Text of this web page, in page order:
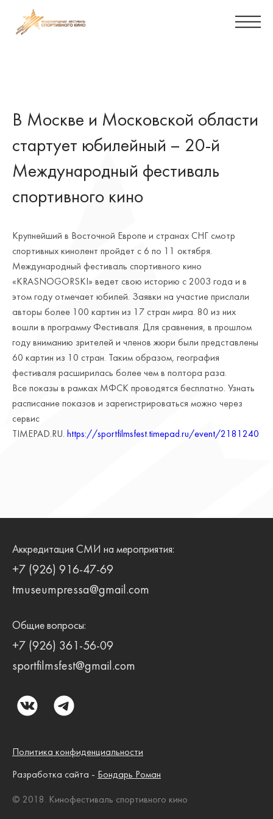
В Москве и Московской области
стартует юбилейный – 20-й
Международный фестиваль
спортивного кино
Крупнейший в Восточной Европе и странах СНГ смотр
спортивных кинолент пройдет с 6 по 11 октября.
Международный фестиваль спортивного кино
«KRASNOGORSKI» ведет свою историю с 2003 года и в
этом году отмечает юбилей. Заявки на участие прислали
авторы более 100 картин из 17 стран мира. 80 из них
вошли в программу Фестиваля. Для сравнения, в прошлом
году вниманию зрителей и членов жюри были представлены
60 картин из 10 стран. Таким образом, география
фестиваля расширилась более чем в полтора раза.
Все показы в рамках МФСК проводятся бесплатно. Узнать
расписание показов и зарегистрироваться можно через
сервис
TIMEPAD.RU. https://sportfilmsfest.timepad.ru/event/2181240
Аккредитация СМИ на мероприятия:
+7 (926) 916-47-69
tmuseumpressa@gmail.com
Общие вопросы:
+7 (926) 361-56-09
sportfilmsfest@gmail.com
Политика конфиденциальности
Разработка сайта - Бондарь Роман
© 2018. Кинофестиваль спортивного кино